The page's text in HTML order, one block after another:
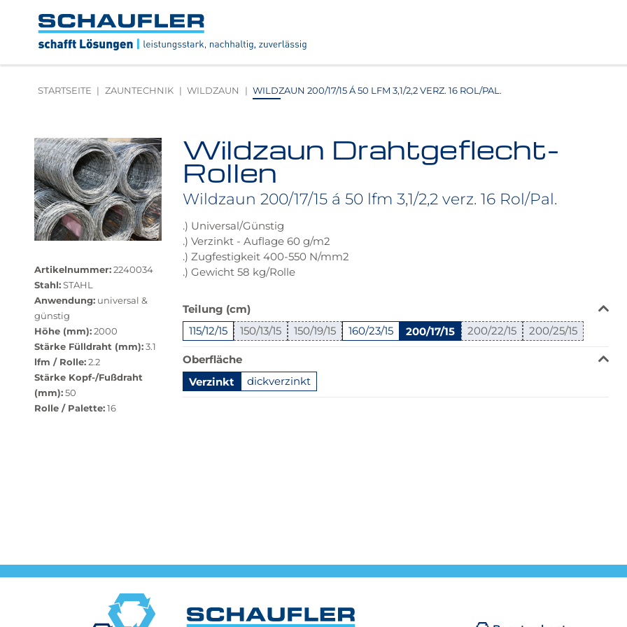
Hauptnavigation
Footernavigation
Logo
verlinkt
zur
STARTSEITE ZAUNTECHNIK WILDZAUN WILDZAUN 200/17/15 Á 50 LFM 3,1/2,2 VERZ. 16 ROL/PAL.
Produktbilder
überspringen
Artikelnummer:2240034
Stahl:STAHL
Anwendung:universal &
günstig
Höhe (mm):2000
Stärke Fülldraht (mm):3.1
lfm / Rolle:2.2
Stärke Kopf-/Fußdraht
(mm):50
Rolle / Palette:16
Wildzaun Drahtgeflecht-
Rollen
Wildzaun 200/17/15 á 50 lfm 3,1/2,2 verz. 16 Rol/Pal.
.) Universal/Günstig
.) Verzinkt - Auflage 60 g/m2
.) Zugfestigkeit 400-550 N/mm2
.) Gewicht 58 kg/Rolle
Das
Produkt
ist
in
dieser
Variante
nicht
in
der
Variante.
Teilung (cm)
115/12/15 150/13/15 150/19/15 160/23/15 200/17/15 200/22/15 200/25/15
Oberfläche
Verzinkt
dickverzinkt